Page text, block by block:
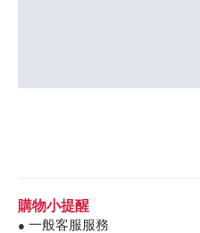
購物小提醒
● 一般客服服務